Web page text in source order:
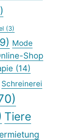
(3)
Mode
Shop
(14)
Schreinerei
Tiere